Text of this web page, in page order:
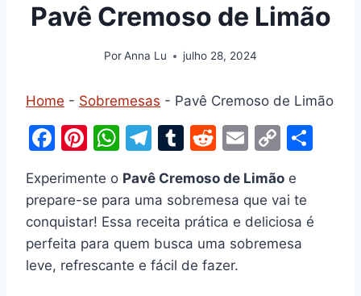
Pavê Cremoso de Limão
PorAnna Lu julho 28, 2024
Home - Sobremesas - Pavê Cremoso de Limão
F
c
e
b
o
Pi
er
e
st
W
at
s
A
p
T
el
e
gr
a
m
T
m
bl
r
R
d
di
t
E
ai
l
C
p
y
Li
e
Experimente o Pavê Cremoso de Limão e
prepare-se para uma sobremesa que vai te
conquistar! Essa receita prática e deliciosa é
perfeita para quem busca uma sobremesa
leve, refrescante e fácil de fazer.